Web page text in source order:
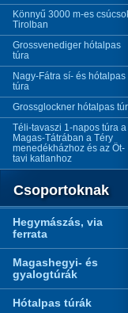
Könnyű 3000 m-es
Tirolban
Grossvenediger hótalpas
túra
Nagy-Fátra sí- és hótalpas
túra
Grossglockner hótalpas
Téli-tavaszi 1-napos túra a
Magas-Tátrában a Téry
menedékházhoz és az Öt-
tavi katlanhoz
Csoportoknak
Hegymászás, via
ferrata
Magashegyi- és
gyalogtúrák
Hótalpas túrák